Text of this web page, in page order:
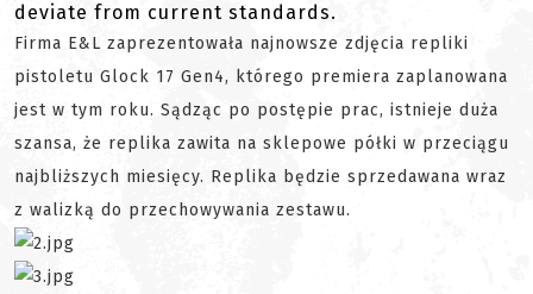
deviate from current standards.
Firma E&L zaprezentowała najnowsze zdjęcia repliki
pistoletu Glock 17 Gen4, którego premiera zaplanowana
jest w tym roku. Sądząc po postępie prac, istnieje duża
szansa, że replika zawita na sklepowe półki w przeciągu
najbliższych miesięcy. Replika będzie sprzedawana wraz
z walizką do przechowywania zestawu.